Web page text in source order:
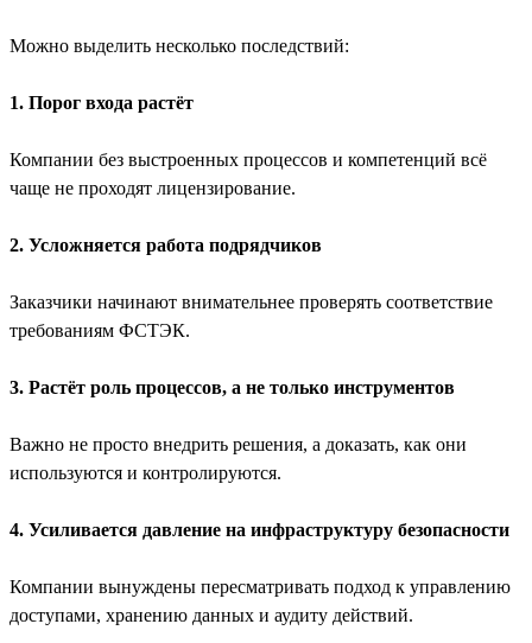
Можно выделить несколько последствий:
1. Порог входа растёт
Компании без выстроенных процессов и компетенций всё
чаще не проходят лицензирование.
2. Усложняется работа подрядчиков
Заказчики начинают внимательнее проверять соответствие
требованиям ФСТЭК.
3. Растёт роль процессов, а не только инструментов
Важно не просто внедрить решения, а доказать, как они
используются и контролируются.
4. Усиливается давление на инфраструктуру безопасности
Компании вынуждены пересматривать подход к управлению
доступами, хранению данных и аудиту действий.